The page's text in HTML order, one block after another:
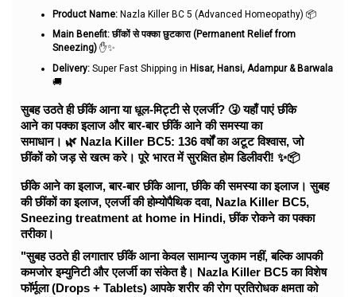
Product Name: Nazla Killer BC 5 (Advanced Homeopathy) 📦
Main Benefit: छींकों से पक्का छुटकारा (Permanent Relief from
Sneezing) ✋✨
Delivery: Super Fast Shipping in Hisar, Hansi, Adampur & Barwala
🚚
सुबह उठते ही छींकें आना या धूल-मिट्टी से एलर्जी? 🤧 यहाँ पाएं छींके
आने का पक्का इलाज और बार-बार छींकें आने की समस्या का
समाधान। 🌿 Nazla Killer BC5: 136 वर्षों का अटूट विश्वास, जो
छींकों को जड़ से खत्म करे। पूरे भारत में सुरक्षित होम डिलीवरी! ✨📦
छींके आने का इलाज, बार-बार छींके आना, छींके की समस्या का इलाज। सुबह
की छींकों का इलाज, एलर्जी की होम्योपैथिक दवा, Nazla Killer BC5,
Sneezing treatment at home in Hindi, छींक रोकने का पक्का
तरीका।
"सुबह उठते ही लगातार छींकें आना केवल सामान्य जुकाम नहीं, बल्कि आपकी
कमजोर इम्युनिटी और एलर्जी का संकेत है। Nazla Killer BC5 का विशेष
फॉर्मूला (Drops + Tablets) आपके शरीर की रोग प्रतिरोधक क्षमता को